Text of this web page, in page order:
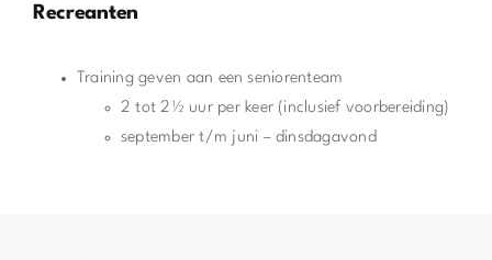
Recreanten
Training geven aan een seniorenteam
2 tot 2½ uur per keer (inclusief voorbereiding)
september t/m juni – dinsdagavond